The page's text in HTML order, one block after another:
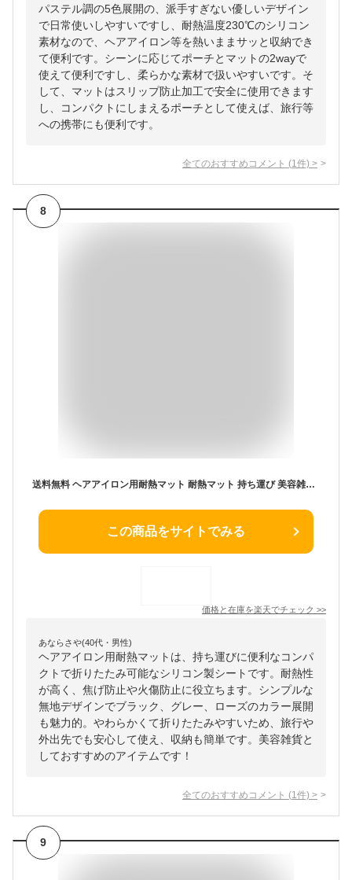
パステル調の5色展開の、派手すぎない優しいデザイン
で日常使いしやすいですし、耐熱温度230℃のシリコン
素材なので、ヘアアイロン等を熱いままサッと収納でき
て便利です。シーンに応じてポーチとマットの2wayで
使えて便利ですし、柔らかな素材で扱いやすいです。そ
して、マットはスリップ防止加工で安全に使用できます
し、コンパクトにしまえるポーチとして使えば、旅行等
への携帯にも便利です。
全てのおすすめコメント (1 件) >
8
送料無料 ヘアアイロン用耐熱マット 耐熱マット 持ち運び 美容雑貨 ヘアアイロン 耐熱 焦げ防止 シリコン シート 耐熱 シンプル 無地 コンパクト 折りたたみ ブラック グレー ローズ 携帯 収納 コンパクト やわらかい
この商品をサイトでみる
価格と在庫を楽天でチェック >>
あならさや(40代・男性)
ヘアアイロン用耐熱マットは、持ち運びに便利なコンパ
クトで折りたたみ可能なシリコン製シートです。耐熱性
が高く、焦げ防止や火傷防止に役立ちます。シンプルな
無地デザインでブラック、グレー、ローズのカラー展開
も魅力的。やわらかくて折りたたみやすいため、旅行や
外出先でも安心して使え、収納も簡単です。美容雑貨と
しておすすめのアイテムです！
全てのおすすめコメント (1 件) >
9